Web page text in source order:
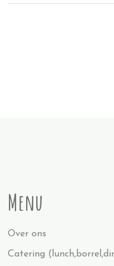
Menu
Over ons
Catering